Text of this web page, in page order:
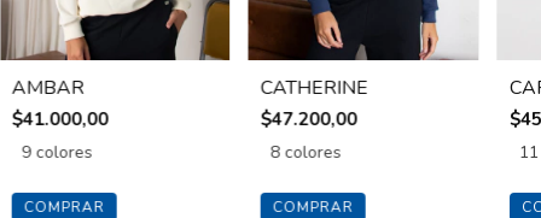
AMBAR
$41.000,00
9 colores
COMPRAR
CATHERINE
$47.200,00
8 colores
COMPRAR